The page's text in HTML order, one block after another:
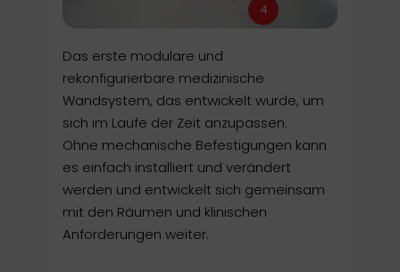
4
Das erste modulare und
rekonfigurierbare medizinische
Wandsystem, das entwickelt wurde, um
sich im Laufe der Zeit anzupassen.
Ohne mechanische Befestigungen kann
es einfach installiert und verändert
werden und entwickelt sich gemeinsam
mit den Räumen und klinischen
Anforderungen weiter.